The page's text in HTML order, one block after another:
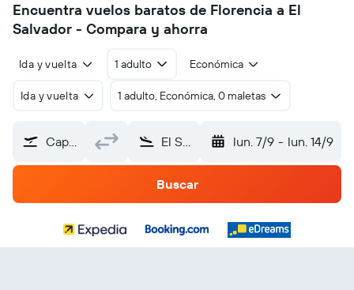
Encuentra vuelos baratos de Florencia a El
Salvador - Compara y ahorra
Ida y vuelta 1 adulto Económica
Ida y vuelta 1 adulto, Económica, 0 maletas
Capitolio (FLA) El Salvador lun. 7/9 - lun. 14/9
Buscar